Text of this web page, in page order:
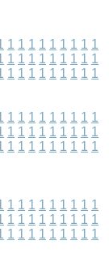
1 1 1 1 1 1 1 1 1
1 1 1 1 1 1 1 1 1
1 1 1 1 1 1 1 1 1
1 1 1 1 1 1 1 1 1
1 1 1 1 1 1 1 1 1
1 1 1 1 1 1 1 1 1
1 1 1 1 1 1 1 1 1
1 1 1 1 1 1 1 1 1
1 1 1 1 1 1 1 1 1